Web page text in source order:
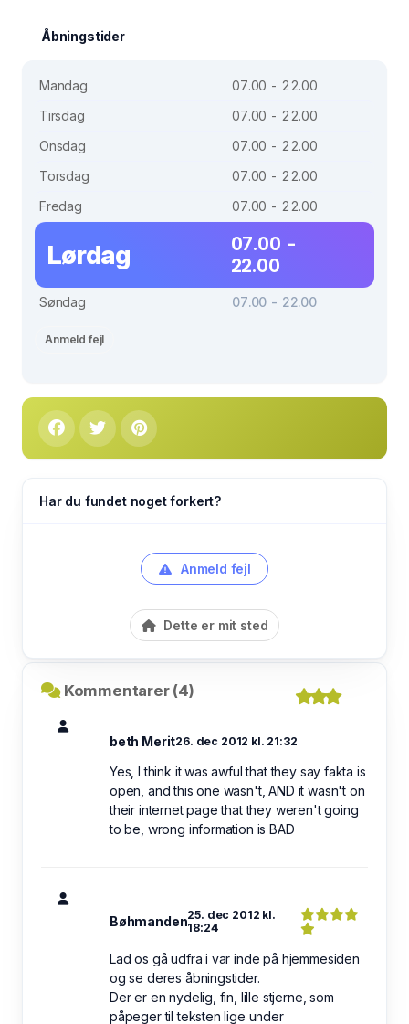
Åbningstider
Mandag
07.00 - 22.00
Tirsdag
07.00 - 22.00
Onsdag
07.00 - 22.00
Torsdag
07.00 - 22.00
Fredag
07.00 - 22.00
Lørdag
07.00 -
22.00
Søndag 07.00 - 22.00
Anmeld fejl
Har du fundet noget forkert?
Anmeld fejl
Dette er mit sted
Kommentarer (4)
beth Merit26. dec 2012 kl. 21:32
Yes, I think it was awful that they say fakta is
open, and this one wasn't, AND it wasn't on
their internet page that they weren't going
to be, wrong information is BAD
Bøhmanden25. dec 2012 kl.
18:24
Lad os gå udfra i var inde på hjemmesiden
og se deres åbningstider.
Der er en nydelig, fin, lille stjerne, som
påpeger til teksten lige under